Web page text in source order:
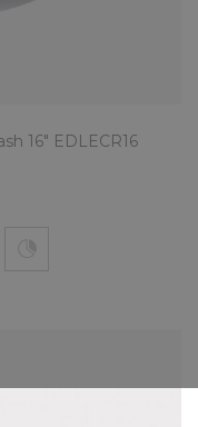
16" EDLECR16